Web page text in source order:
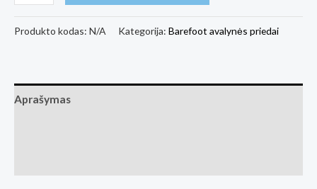
Super
vidpadžiai
barefoot
Produkto kodas: N/A Kategorija: Barefoot avalynės priedai
Aprašymas